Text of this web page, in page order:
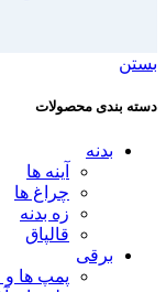
بستن
دسته بندی محصولات
بدنه
آینه ها
چراغ ها
زه بدنه
قالپاق
برقی
پمپ ها و